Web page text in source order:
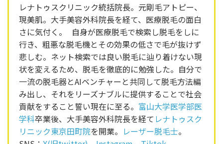
レナトゥスクリニック統括院長。元剛毛アトピー、
現美肌。大手美容外科院長を経て、医療脱毛の面白
さに気付く。 自身が医療脱毛で検索し脱毛をしに
行き、粗悪な脱毛機とその効果の低さで毛が抜けず
悲しむ。ネット検索では良い脱毛に辿り着けない現
状を変えるため、脱毛を徹底的に勉強した。自分で
一流の脱毛器とAIベンチャーと共同して脱毛方法編
み出し、それをリーズナブルに提供することで社会
貢献をすること誓い現在に至る。 富山大学医学部医
学科卒業後、大手美容外科院長を経て レナトゥスク
リニック東京田町院を開業。 レーザー脱毛士。